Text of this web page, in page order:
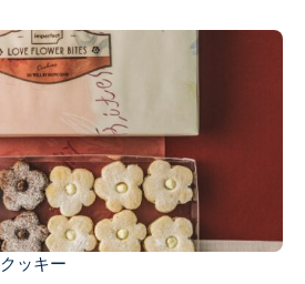
クッキー